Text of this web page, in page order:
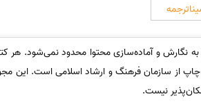
به نگارش و آماده‌سازی محتوا محدود نمی‌شود. هر
از سازمان فرهنگ و ارشاد اسلامی است. این
نیست.